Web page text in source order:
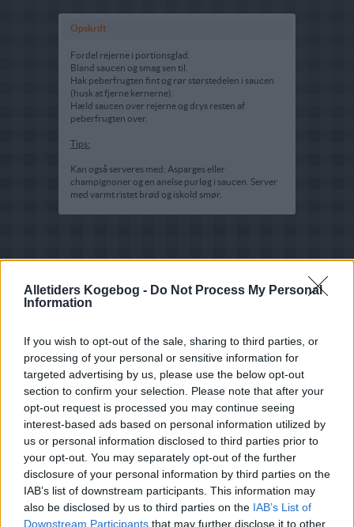
Alletiders Kogebog - Do Not Process My Personal
Information
If you wish to opt-out of the sale, sharing to third parties, or
processing of your personal or sensitive information for
targeted advertising by us, please use the below opt-out
section to confirm your selection. Please note that after your
opt-out request is processed you may continue seeing
interest-based ads based on personal information utilized by
us or personal information disclosed to third parties prior to
your opt-out. You may separately opt-out of the further
disclosure of your personal information by third parties on the
IAB’s list of downstream participants. This information may
also be disclosed by us to third parties on the IAB’s List of
Downstream Participants that may further disclose it to other
Opskrift
Fordel rejerne i portionsglad.
Bland saucen og smag sen til.
Hak peberfrugten fint og rør størstedelen i saucen
(husk at fjerne kernerne).
Hæld saucen over rejerne og drys resten af
peberfrugten over.
Tips:
Kan også serveres med: Asparges eller
champignoner og en anelse purløg i saucen. Server
med varmt ristet brød og iskold smør.
Opskriftsinfo